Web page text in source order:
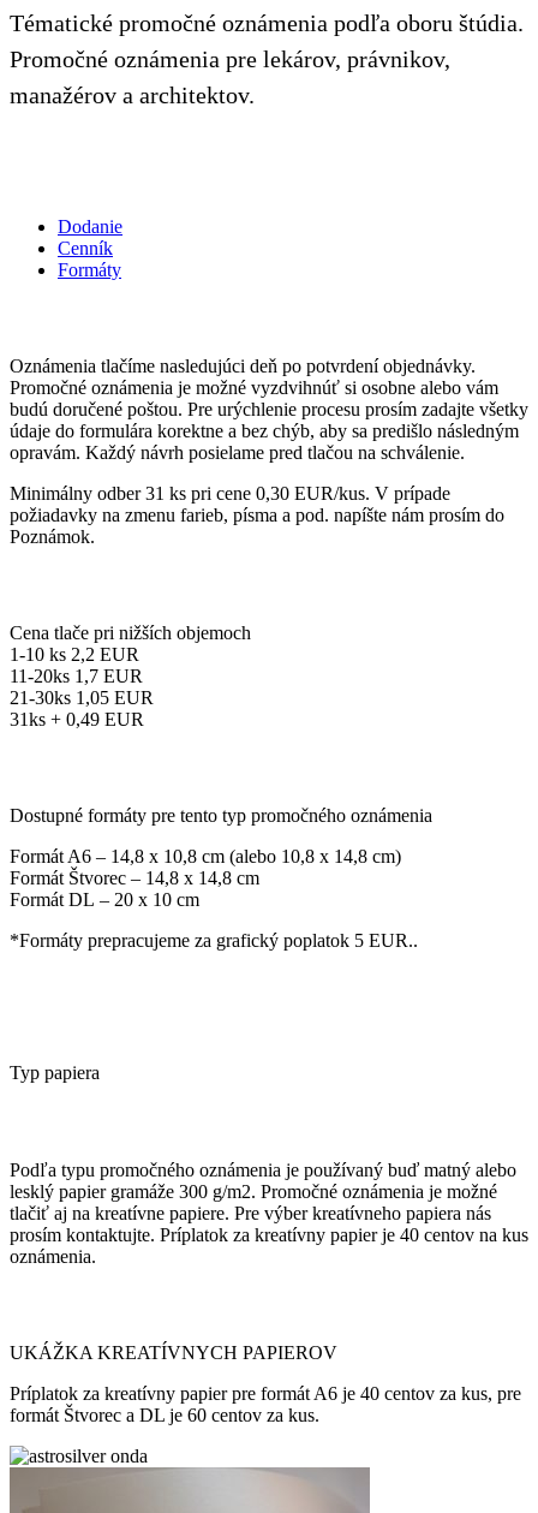
Tématické promočné oznámenia podľa oboru štúdia.
Promočné oznámenia pre lekárov, právnikov,
manažérov a architektov.
Dodanie
Cenník
Formáty
Oznámenia tlačíme nasledujúci deň po potvrdení objednávky.
Promočné oznámenia je možné vyzdvihnúť si osobne alebo vám
budú doručené poštou. Pre urýchlenie procesu prosím zadajte všetky
údaje do formulára korektne a bez chýb, aby sa predišlo následným
opravám. Každý návrh posielame pred tlačou na schválenie.
Minimálny odber 31 ks pri cene 0,30 EUR/kus. V prípade
požiadavky na zmenu farieb, písma a pod. napíšte nám prosím do
Poznámok.
Cena tlače pri nižších objemoch
1-10 ks 2,2 EUR
11-20ks 1,7 EUR
21-30ks 1,05 EUR
31ks + 0,49 EUR
Dostupné formáty pre tento typ promočného oznámenia
Formát A6 – 14,8 x 10,8 cm (alebo 10,8 x 14,8 cm)
Formát Štvorec – 14,8 x 14,8 cm
Formát DL – 20 x 10 cm
*Formáty prepracujeme za grafický poplatok 5 EUR..
Typ papiera
Podľa typu promočného oznámenia je používaný buď matný alebo
lesklý papier gramáže 300 g/m2. Promočné oznámenia je možné
tlačiť aj na kreatívne papiere. Pre výber kreatívneho papiera nás
prosím kontaktujte. Príplatok za kreatívny papier je 40 centov na kus
oznámenia.
UKÁŽKA KREATÍVNYCH PAPIEROV
Príplatok za kreatívny papier pre formát A6 je 40 centov za kus, pre
formát Štvorec a DL je 60 centov za kus.